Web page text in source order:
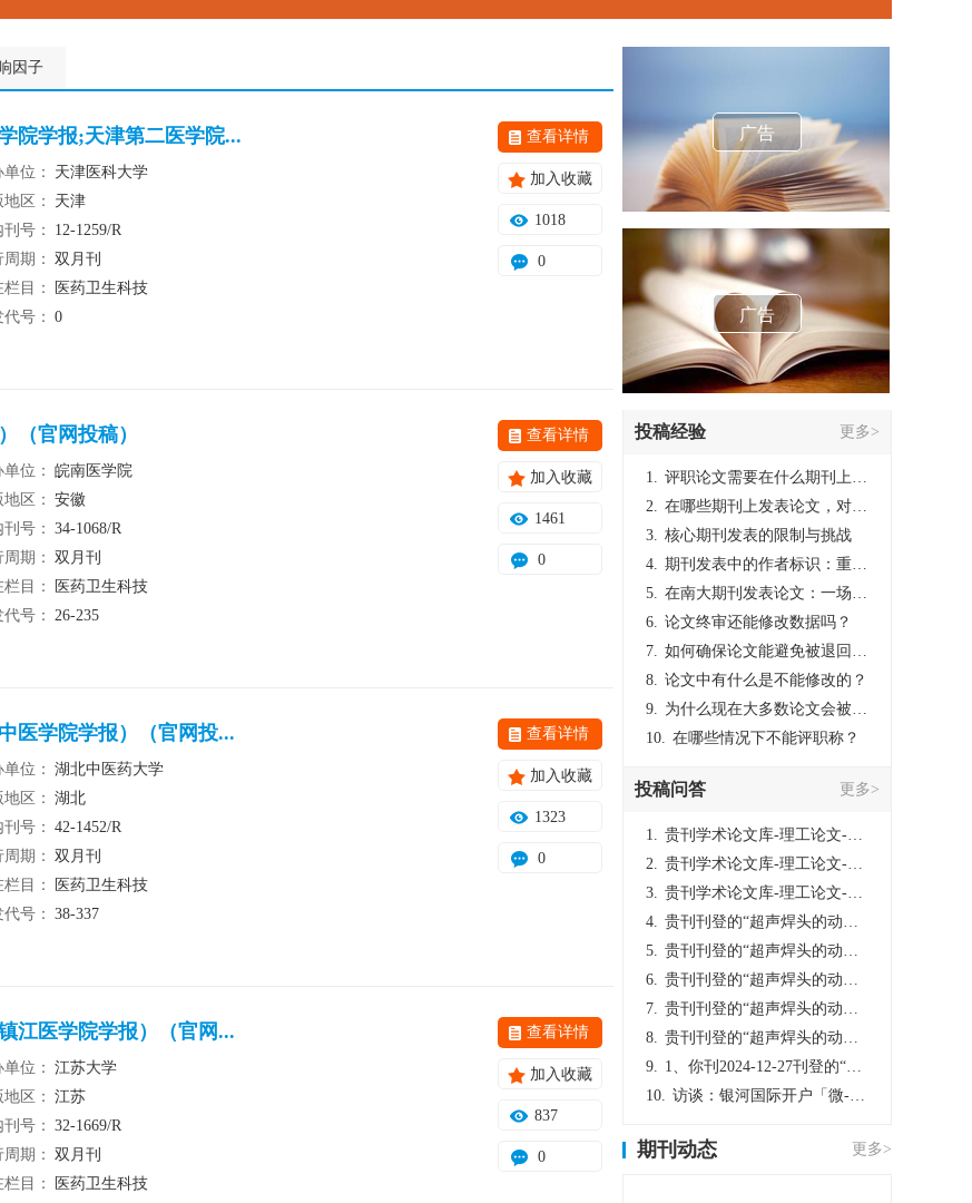
因子
院学报;天津第二医学院...
位：
天津医科大学
区：
天津
刊号：
12-1259/R
期：
双月刊
目：
医药卫生科技
号： 0
查看详情
加入收藏
1018
0
（官网投稿）
位： 皖南医学院
区： 安徽
刊号：
34-1068/R
期：
双月刊
目：
医药卫生科技
号： 26-235
查看详情
加入收藏
1461
0
医学院学报）（官网投...
位： 湖北中医药大学
区： 湖北
刊号：
42-1452/R
期：
双月刊
目：
医药卫生科技
号： 38-337
查看详情
加入收藏
1323
0
江医学院学报）（官网...
位： 江苏大学
区： 江苏
刊号：
32-1669/R
期：
双月刊
目： 医药卫生科技
查看详情
加入收藏
837
0
广告
广告
投稿经验 更多>
1. 评职论文需要在什么期刊上发表？
2. 在哪些期刊上发表论文，对考研有优势？
3. 核心期刊发表的限制与挑战
4. 期刊发表中的作者标识：重要性与实践
5. 在南大期刊发表论文：一场知识探索与学术成就的旅程
6. 论文终审还能修改数据吗？
7. 如何确保论文能避免被退回：关键条件与策略
8. 论文中有什么是不能修改的？
9. 为什么现在大多数论文会被评判为AI撰写？（深度剖析查重机制下的困境与出路）
10. 在哪些情况下不能评职称？
投稿问答 更多>
1. 贵刊学术论文库-理工论文-第16页刊登的“超声焊头的动力学分析与优化设计”，作者lizhiwei，时间2024-12-27，该论文由我本人在机电工程技术2024年第10期公开发表，lizhiwei并非本人，请将文章删除，消除影响，谢谢！
2. 贵刊学术论文库-理工论文-第16页刊登的“超声焊头的动力学分析与优化设计”，作者lizhiwei，时间2024-12-27，该论文由我本人在机电工程技术2024年第10期公开发表，lizhiwei并非本人，请将文章删除，消除影响，谢谢！
3. 贵刊学术论文库-理工论文-第16页刊登的“超声焊头的动力学分析与优化设计”，作者lizhiwei，时间2024-12-27，该论文由我本人在机电工程技术2024年第10期公开发表，lizhiwei并非本人，请将文章删除，消除影响，谢谢！
4. 贵刊刊登的“超声焊头的动力学分析与优化设计”，作者lizhiwei，时间2024-12-27，该论文由我本人在机电工程技术2024年第10期公开发表，lizhiwei并非本人，请将文章删除，消除影响，谢谢！
5. 贵刊刊登的“超声焊头的动力学分析与优化设计”，作者lizhiwei，时间2024-12-27，该论文由我本人在机电工程技术2024年第10期公开发表，lizhiwei并非本人，请将文章删除，消除影响，谢谢！
6. 贵刊刊登的“超声焊头的动力学分析与优化设计”，作者lizhiwei，时间2024-12-27，该论文由我本人在机电工程技术2024年第10期公开发表，lizhiwei并非本人，请将文章删除，消除影响，谢谢！
7. 贵刊刊登的“超声焊头的动力学分析与优化设计”，作者lizhiwei，时间2024-12-27，该论文由我本人在机电工程技术2024年第10期公开发表，lizhiwei并非本人，请将文章删除，消除影响，谢谢！
8. 贵刊刊登的“超声焊头的动力学分析与优化设计”，作者lizhiwei，时间2024-12-27，该论文由我本人在机电工程技术2024年第10期公开发表，lizhiwei并非本人，请将文章删除，消除影响，谢谢！
9. 1、你刊2024-12-27刊登的“超声焊头的动力学分析与优化设计论文”，是由我本人在“机电工程技术”，在2024年第10期公开发表的，而本刊转载“lizhiwei”非本人操作，请尽快将其删除，消除不良影响。
10. 访谈：银河国际开户「微-97905670-信」上分客服开户电话在线注册现场经理。机械文明荒野生存游戏《荒野起源》超新星测试将于12月18日上午10点正式开启!本次测试资格已陆续发放!各位拓荒者们准备好了么。
期刊动态 更多>